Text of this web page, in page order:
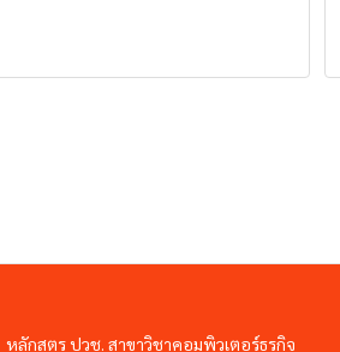
หลักสูตร ปวช. สาขาวิชาคอมพิวเตอร์ธุรกิจ